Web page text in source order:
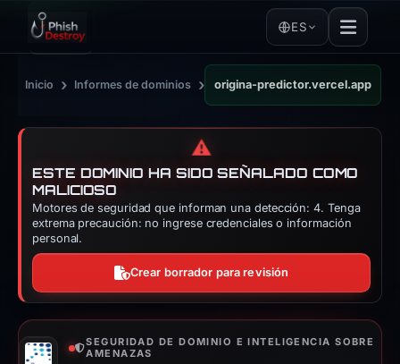
ES
Inicio › Informes de dominios › origina-predictor.vercel.app
⚠️
ESTE DOMINIO HA SIDO SEÑALADO COMO
MALICIOSO
Motores de seguridad que informan una detección: 4. Tenga
extrema precaución: no ingrese credenciales o información
personal.
Crear borrador para revisión
SEGURIDAD DE DOMINIO E INTELIGENCIA SOBRE
AMENAZAS